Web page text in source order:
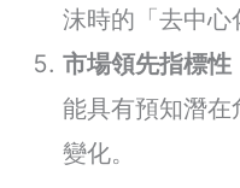
沫時的「去中心
市場領先指標性
能具有預知潛
變化。